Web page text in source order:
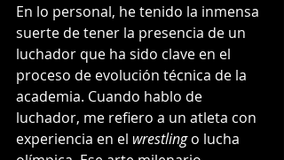
En lo personal, he tenido la inmensa
suerte de tener la presencia de un
luchador que ha sido clave en el
proceso de evolución técnica de la
academia. Cuando hablo de
luchador, me refiero a un atleta con
experiencia en el wrestling o lucha